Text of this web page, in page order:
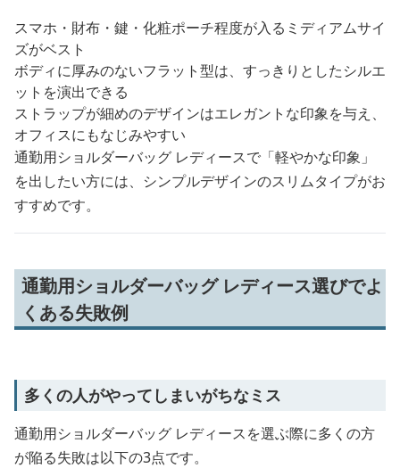
スマホ・財布・鍵・化粧ポーチ程度が入るミディアムサイ
ズがベスト
ボディに厚みのないフラット型は、すっきりとしたシルエ
ットを演出できる
ストラップが細めのデザインはエレガントな印象を与え、
オフィスにもなじみやすい
通勤用ショルダーバッグ レディースで「軽やかな印象」
を出したい方には、シンプルデザインのスリムタイプがお
すすめです。
通勤用ショルダーバッグ レディース選びでよ
くある失敗例
多くの人がやってしまいがちなミス
通勤用ショルダーバッグ レディースを選ぶ際に多くの方
が陥る失敗は以下の3点です。